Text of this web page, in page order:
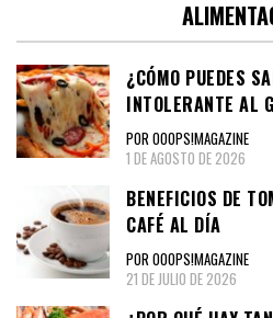
¿CÓMO PUEDES
INTOLERANTE AL
POR OOOPS!MAGAZINE
1 DE AGOSTO DE 2026
BENEFICIOS DE
CAFÉ AL DÍA
POR OOOPS!MAGAZINE
21 DE JULIO DE 2026